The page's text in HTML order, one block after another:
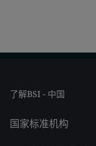
了解BSI - 中国
国家标准机构